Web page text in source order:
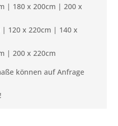
| 180 x 200cm | 200 x
| 120 x 220cm | 140 x
| 200 x 220cm
können auf Anfrage